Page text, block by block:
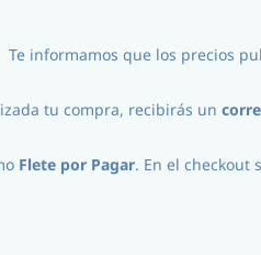
Te informamos que los precios
tu compra, recibirás un
Flete por Pagar. En el checkout